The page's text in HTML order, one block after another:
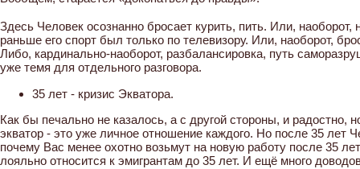
Здесь Человек осознанно бросает курить, пить. Или,
раньше его спорт был только по телевизору. Или, наоборот,
Либо, кардинально-наоборот, разбалансировка, путь
уже темя для отдельного разговора.⠀
35 лет - кризис Экватора.
Как бы печально не казалось, а с другой стороны, и радостно,
экватор - это уже личное отношение каждого. Но после 35
почему Вас менее охотно возьмут на новую работу после 35
лояльно относится к эмигрантам до 35 лет. И ещё много